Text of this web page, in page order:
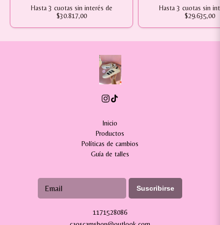
Hasta 3 cuotas sin interés de
$30.817,00
Hasta 3 cuotas sin
$29.635,00
Inicio
Productos
Políticas de cambios
Guía de talles
Suscribirse
1171528086